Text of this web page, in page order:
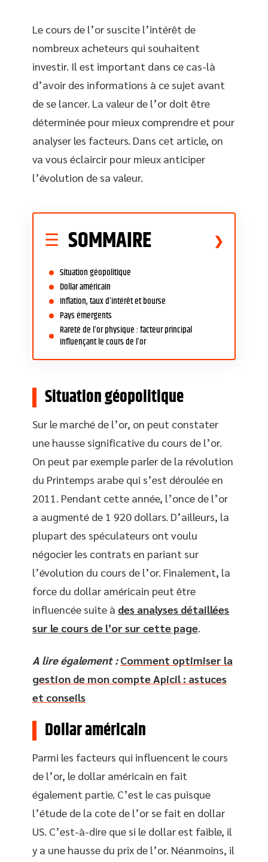
Le cours de l’or suscite l’intérêt de
nombreux acheteurs qui souhaitent
investir. Il est important dans ce cas-là
d’avoir des informations à ce sujet avant
de se lancer. La valeur de l’or doit être
déterminée pour mieux comprendre et pour
analyser les facteurs. Dans cet article, on
va vous éclaircir pour mieux anticiper
l’évolution de sa valeur.
SOMMAIRE
Situation géopolitique
Dollar américain
Inflation, taux d’intérêt et bourse
Pays émergents
Rareté de l’or physique : facteur principal
influençant le cours de l’or
Situation géopolitique
Sur le marché de l’or, on peut constater
une hausse significative du cours de l’or.
On peut par exemple parler de la révolution
du Printemps arabe qui s’est déroulée en
2011. Pendant cette année, l’once de l’or
a augmenté de 1 920 dollars. D’ailleurs, la
plupart des spéculateurs ont voulu
négocier les contrats en pariant sur
l’évolution du cours de l’or. Finalement, la
force du dollar américain peut être
influencée suite à des analyses détaillées
sur le cours de l’or sur cette page.
A lire également : Comment optimiser la
gestion de mon compte Apicil : astuces
et conseils
Dollar américain
Parmi les facteurs qui influencent le cours
de l’or, le dollar américain en fait
également partie. C’est le cas puisque
l’étude de la cote de l’or se fait en dollar
US. C’est-à-dire que si le dollar est faible, il
y a une hausse du prix de l’or. Néanmoins, il